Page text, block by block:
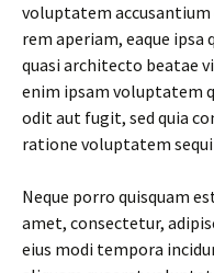
voluptatem
rem aperiam, eaque
quasi architecto beatae
enim ipsam voluptatem
odit aut fugit, sed quia
ratione voluptatem
Neque porro quisquam
amet, consectetur,
eius modi tempora